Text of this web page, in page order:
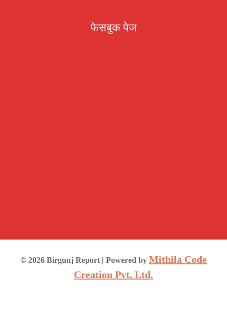
फेसबुक पेज
© 2026 Birgunj Report | Powered by Mithila Code
Creation Pvt. Ltd.